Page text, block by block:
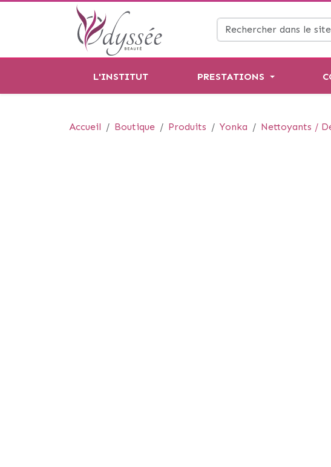
L'INSTITUT PRESTATIONS
Accueil Boutique Produits Yonka Nettoyants /